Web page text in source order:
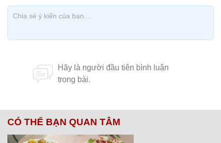
CÓ THỂ BẠN QUAN TÂM